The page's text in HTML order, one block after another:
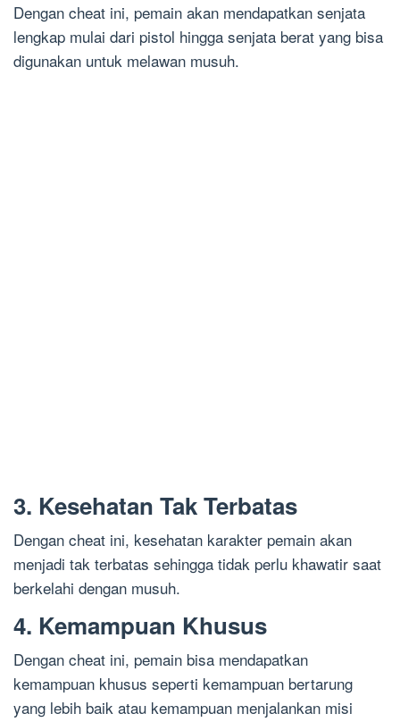
Dengan cheat ini, pemain akan mendapatkan senjata
lengkap mulai dari pistol hingga senjata berat yang bisa
digunakan untuk melawan musuh.
3. Kesehatan Tak Terbatas
Dengan cheat ini, kesehatan karakter pemain akan
menjadi tak terbatas sehingga tidak perlu khawatir saat
berkelahi dengan musuh.
4. Kemampuan Khusus
Dengan cheat ini, pemain bisa mendapatkan
kemampuan khusus seperti kemampuan bertarung
yang lebih baik atau kemampuan menjalankan misi